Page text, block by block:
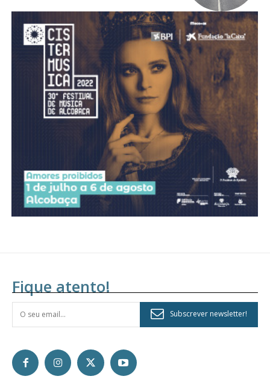
Acesso ao conteúdo online
Acesso aos conteúdos Exclusivos para
assinantes
Ofertas para assinatura anual
Escolha o plano
Fique atento!
Subscrever newsletter!